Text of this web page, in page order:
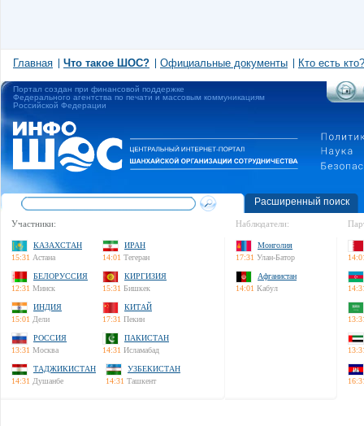
Главная Что такое ШОС? Официальные документы Кто есть кто?
Портал создан при финансовой поддержке
Федерального агентства по печати и массовым коммуникациям
Российской Федерации
Расширенный поиск
Участники:
КАЗАХСТАН
15:31 Астана
ИРАН
14:01 Тегеран
БЕЛОРУССИЯ
12:31 Минск
КИРГИЗИЯ
15:31 Бишкек
ИНДИЯ
15:01 Дели
КИТАЙ
17:31 Пекин
РОССИЯ
13:31 Москва
ПАКИСТАН
14:31 Исламабад
ТАДЖИКИСТАН
14:31 Душанбе
УЗБЕКИСТАН
14:31 Ташкент
Наблюдатели:
Монголия
17:31 Улан-Батор
Афганистан
14:01 Кабул